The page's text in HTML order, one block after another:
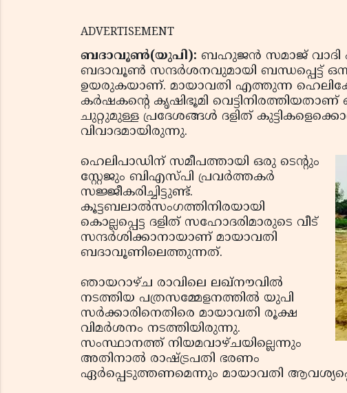
ADVERTISEMENT
ബദാവൂണ്‍(യുപി): ബഹുജന്‍ സമാജ് വാദി
ബദാവൂണ്‍ സന്ദര്‍ശനവുമായി ബന്ധപ്പെട്ട്
ഉയരുകയാണ്. മായാവതി എത്തുന്ന
കര്‍ഷകന്റെ കൃഷിഭൂമി വെട്ടിനിരത്തിയതാണ്
ചുറ്റുമുള്ള പ്രദേശങ്ങള്‍ ദളിത്
വിവാദമായിരുന്നു.
ഹെലിപാഡിന് സമീപത്തായി ഒരു ടെന്റും
സ്റ്റേജും ബിഎസ്പി പ്രവര്‍ത്തകര്‍
സജ്ജീകരിച്ചിട്ടുണ്ട്.
കൂട്ടബലാല്‍സംഗത്തിനിരയായി
കൊല്ലപ്പെട്ട ദളിത് സഹോദരിമാരുടെ വീട്
സന്ദര്‍ശിക്കാനായാണ് മായാവതി
ബദാവൂണിലെത്തുന്നത്.
ഞായറാഴ്ച രാവിലെ ലഖ്‌നൗവില്‍
നടത്തിയ പത്രസമ്മേളനത്തില്‍ യുപി
സര്‍ക്കാരിനെതിരെ മായാവതി രൂക്ഷ
വിമര്‍ശനം നടത്തിയിരുന്നു.
സംസ്ഥാനത്ത് നിയമവാഴ്ചയില്ലെന്നും
അതിനാല്‍ രാഷ്ട്രപതി ഭരണം
ഏര്‍പ്പെടുത്തണമെന്നും മായാവതി